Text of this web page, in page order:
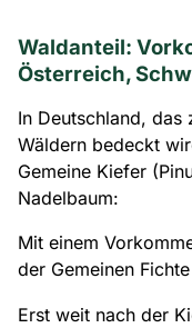
Waldanteil:
Österreich,
In Deutschland,
Wäldern bedeckt
Gemeine Kiefer
Nadelbaum:
Mit einem
der Gemeinen
Erst weit nach der